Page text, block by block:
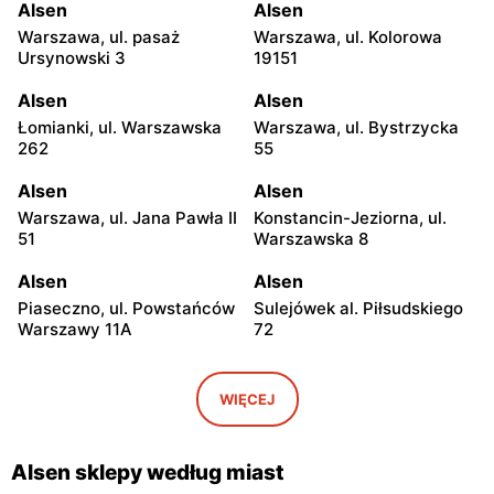
Alsen
Warszawa, ul. pasaż
Ursynowski 3
Alsen
Warszawa, ul. Kolorowa
19151
Alsen
Łomianki, ul. Warszawska
262
Alsen
Warszawa, ul. Bystrzycka
55
Alsen
Warszawa, ul. Jana Pawła II
51
Alsen
Konstancin-Jeziorna, ul.
Warszawska 8
Alsen
Piaseczno, ul. Powstańców
Warszawy 11A
Alsen
Sulejówek al. Piłsudskiego
72
Alsen
Legionowo, ul. Marsz.
Józefa Piłsudskiego 31/215
Alsen
Otwock, ul. Józefa
Alsen
WIĘCEJ
Alsen sklepy według miast